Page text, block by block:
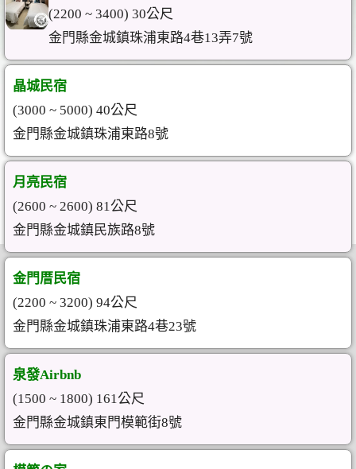
(2200 ~ 3400) 30公尺
金門縣金城鎮珠浦東路4巷13弄7號
晶城民宿
(3000 ~ 5000) 40公尺
金門縣金城鎮珠浦東路8號
月亮民宿
(2600 ~ 2600) 81公尺
金門縣金城鎮民族路8號
金門厝民宿
(2200 ~ 3200) 94公尺
金門縣金城鎮珠浦東路4巷23號
泉發Airbnb
(1500 ~ 1800) 161公尺
金門縣金城鎮東門模範街8號